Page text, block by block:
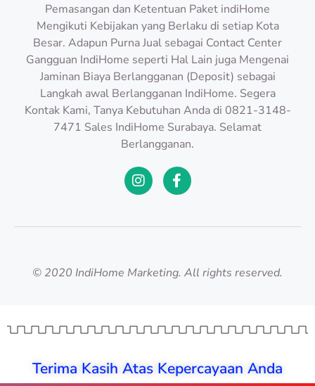
Pemasangan dan Ketentuan Paket indiHome
Mengikuti Kebijakan yang Berlaku di setiap Kota
Besar. Adapun Purna Jual sebagai Contact Center
Gangguan IndiHome seperti Hal Lain juga Mengenai
Jaminan Biaya Berlangganan (Deposit) sebagai
Langkah awal Berlangganan IndiHome. Segera
Kontak Kami, Tanya Kebutuhan Anda di 0821-3148-
7471 Sales IndiHome Surabaya. Selamat
Berlangganan.
© 2020 IndiHome Marketing. All rights reserved.
Terima Kasih Atas Kepercayaan Anda